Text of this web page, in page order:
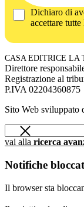
Dichiaro di
accettare
CASA EDITRICE LA
Direttore
Registrazione al
P.IVA 02204360875
Sito Web sviluppato
vai alla ricerca
Notifiche
Il browser sta